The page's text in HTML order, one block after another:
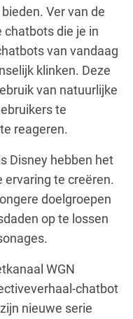
Ver van de
die je in
van vandaag
klinken. Deze
van natuurlijke
te
reageren.
Disney hebben het
te creëren.
doelgroepen
op te lossen
WGN
chatbot
nieuwe serie